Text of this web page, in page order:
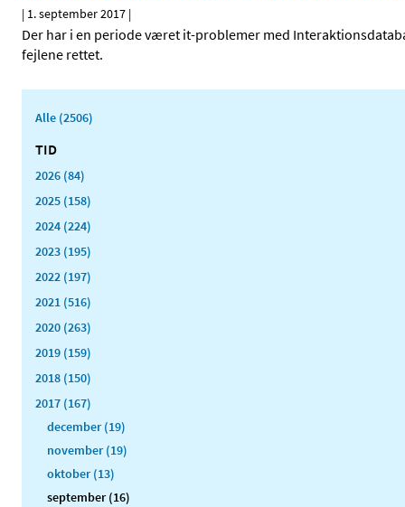
| 1. september 2017 |
Der har i en periode været it-problemer med
fejlene rettet.
Alle (2506)
TID
2026 (84)
2025 (158)
2024 (224)
2023 (195)
2022 (197)
2021 (516)
2020 (263)
2019 (159)
2018 (150)
2017 (167)
december (19)
november (19)
oktober (13)
september (16)